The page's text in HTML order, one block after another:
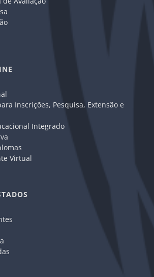
Inscrições, Pesquisa, Extensão e
Integrado
Virtual